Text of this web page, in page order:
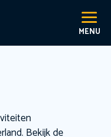
Bekijk de